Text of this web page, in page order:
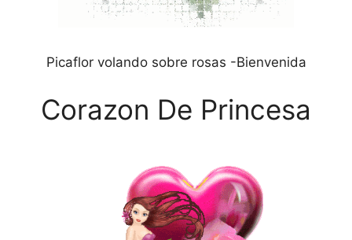
Picaflor volando sobre rosas -Bienvenida
Corazon De Princesa